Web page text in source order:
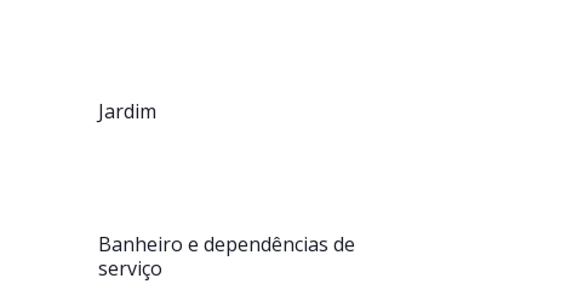
Jardim
Banheiro e dependências de
serviço